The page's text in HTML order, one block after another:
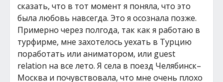
сказать, что в тот момент я поняла, что это
была любовь навсегда. Это я осознала позже.
Примерно через полгода, так как я работаю в
турфирме, мне захотелось уехать в Турцию
поработать или аниматором, или guest
relation на все лето. Я села в поезд Челябинск–
Москва и почувствовала, что мне очень плохо